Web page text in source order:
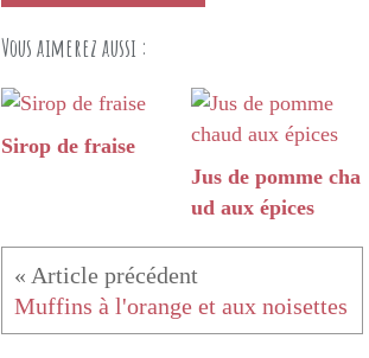
Vous aimerez aussi :
Sirop de fraise
Jus de pomme cha
ud aux épices
Muffins à l'orange et aux noisettes